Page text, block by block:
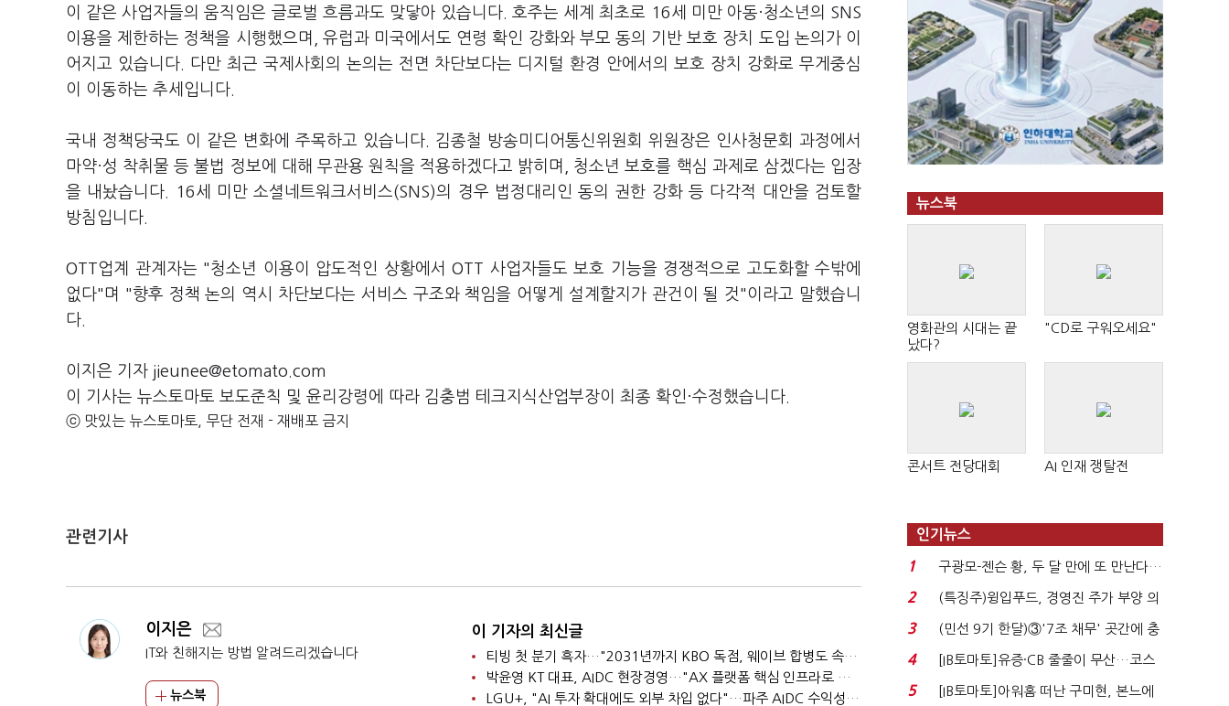
이 같은 사업자들의 움직임은 글로벌 흐름과도 맞닿아 있습니다. 호주는 세계 최초로 16세 미만 아동·청소년의 SNS
이용을 제한하는 정책을 시행했으며, 유럽과 미국에서도 연령 확인 강화와 부모 동의 기반 보호 장치 도입 논의가 이
어지고 있습니다. 다만 최근 국제사회의 논의는 전면 차단보다는 디지털 환경 안에서의 보호 장치 강화로 무게중심
이 이동하는 추세입니다.
국내 정책당국도 이 같은 변화에 주목하고 있습니다. 김종철 방송미디어통신위원회 위원장은 인사청문회 과정에서
마약·성 착취물 등 불법 정보에 대해 무관용 원칙을 적용하겠다고 밝히며, 청소년 보호를 핵심 과제로 삼겠다는 입장
을 내놨습니다. 16세 미만 소셜네트워크서비스(SNS)의 경우 법정대리인 동의 권한 강화 등 다각적 대안을 검토할
방침입니다.
OTT업계 관계자는 "청소년 이용이 압도적인 상황에서 OTT 사업자들도 보호 기능을 경쟁적으로 고도화할 수밖에
없다"며 "향후 정책 논의 역시 차단보다는 서비스 구조와 책임을 어떻게 설계할지가 관건이 될 것"이라고 말했습니
다.
이지은 기자 jieunee@etomato.com
이 기사는 뉴스토마토 보도준칙 및 윤리강령에 따라 김충범 테크지식산업부장이 최종 확인·수정했습니다.
ⓒ 맛있는 뉴스토마토, 무단 전재 - 재배포 금지
관련기사
이지은
IT와 친해지는 방법 알려드리겠습니다
뉴스북
이 기자의 최신글
티빙 첫 분기 흑자…"2031년까지 KBO 독점, 웨이브 합병도 속도"
박윤영 KT 대표, AIDC 현장경영…"AX 플랫폼 핵심 인프라로 키운다"
LGU+, "AI 투자 확대에도 외부 차입 없다"…파주 AIDC 수익성 자신
뉴스북
영화관의 시대는 끝
났다?
"CD로 구워오세요"
콘서트 전당대회 AI 인재 쟁탈전
인기뉴스
1
구광모-젠슨 황, 두 달 만에 또 만난다…
로봇·AI 등 논...
2
(특징주)윙입푸드, 경영진 주가 부양 의
지에 상한가...
3
(민선 9기 한달)③'7조 채무' 곳간에 충
격…추미애, 20년...
4
[IB토마토]유증·CB 줄줄이 무산…코스
닥 벌점 급증에 ...
5
[IB토마토]아워홈 떠난 구미현, 본느에